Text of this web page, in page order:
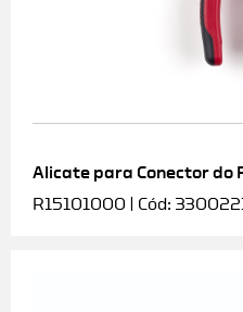
Alicate para Conector do
R15101000 | Cód: